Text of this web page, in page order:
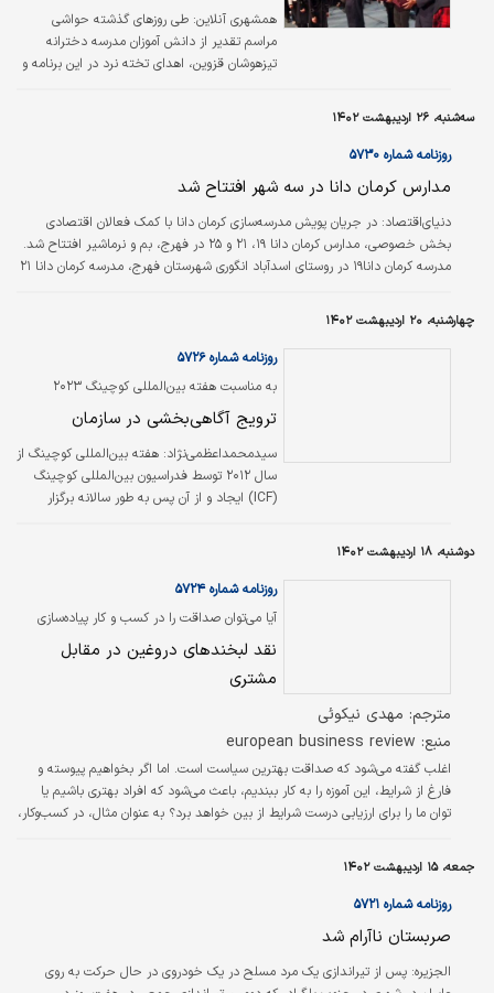
همشهری آنلاین: طی روزهای گذشته حواشی
مراسم تقدیر از دانش آموزان مدرسه دخترانه
تیزهوشان قزوین، اهدای تخته نرد در این برنامه و
سه‌شنبه، ۲۶ اردیبهشت ۱۴۰۲
روزنامه شماره ۵۷۳۰
مدارس کرمان دانا در سه شهر افتتاح شد
دنیای‌اقتصاد: در جریان پویش مدرسه‌‌‌سازی کرمان دانا با کمک فعالان اقتصادی
بخش خصوصی، مدارس کرمان دانا ۱۹، ۲۱ و ۲۵ در فهرج، بم و نرماشیر افتتاح شد.
مدرسه کرمان دانا۱۹ در روستای اسدآباد انگوری شهرستان فهرج، مدرسه کرمان دانا ۲۱
آیین‌‌‌هایی با حضور رئیس اتاق کرمان، مدیران کل آموزش‌‌‌وپرورش و تجهیز و نوسازی
مدارس استان، ائمه جمعه شهرستان‌‌‌های مذکور و سایر مسوولان محلی افتتاح
شدند.
چهارشنبه، ۲۰ اردیبهشت ۱۴۰۲
به مناسبت هفته بین‌المللی کوچینگ ۲۰۲۳
روزنامه شماره ۵۷۲۶
ترویج آگاهی‌بخشی در سازمان
سیدمحمداعظمی‌نژاد: هفته بین‌المللی کوچینگ از
سال ۲۰۱۲ توسط فدراسیون بین‌المللی کوچینگ
(ICF) ایجاد و از آن پس به طور سالانه برگزار
است. این نوشتار با هدف آگاهی‌بخشی و ترویج
کوچینگ نگاشته شده است. تعریف فدراسیون
بین‌المللی کوچینگ (ICF) از کوچینگ یک همکاری
و مشارکت بین کوچ و کاربران است که در طی آن
افراد با استفاده از تفکر عمیق و خلاقیت خود،
دوشنبه، ۱۸ اردیبهشت ۱۴۰۲
آیا می‌توان صداقت را در کسب و کار پیاده‌سازی
روزنامه شماره ۵۷۲۴
نقد لبخندهای دروغین در مقابل
مشتری
منبع: european business review
اغلب گفته می‌شود که صداقت بهترین سیاست است. اما اگر بخواهیم پیوسته و
فارغ از شرایط، این آموزه را به کار ببندیم، باعث می‌شود که افراد بهتری باشیم یا
توان ما را برای ارزیابی درست شرایط از بین خواهد برد؟ به عنوان مثال، در کسب‌و‌کار،
می‌شود و باید آن را کنار گذاشت؟ آدریان فرنهام، استاد رهبری سازمانی و رفتار سازمان
مدرسه کسب‌و‌کار نروژ این موضوع را تشریح می‌کند.
جمعه، ۱۵ اردیبهشت ۱۴۰۲
روزنامه شماره ۵۷۲۱
صربستان ناآرام شد
الجزیره: پس از تیراندازی یک مرد مسلح در یک خودروی در حال حرکت به روی